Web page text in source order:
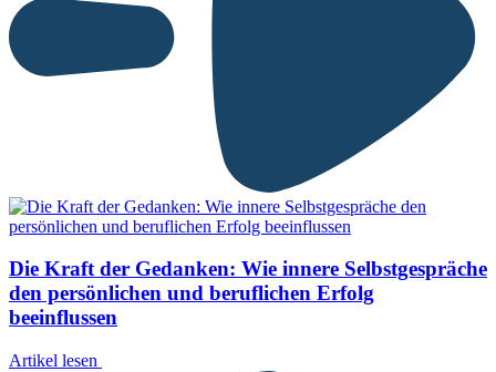
Die Kraft der Gedanken: Wie innere Selbstgespräche
den persönlichen und beruflichen Erfolg
beeinflussen
Artikel lesen